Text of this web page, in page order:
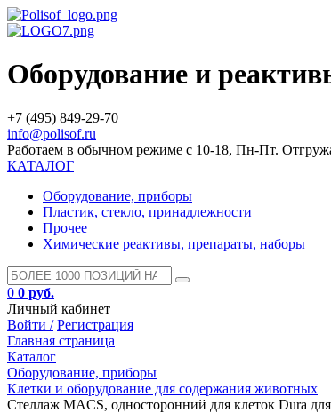
Оборудование и
+7 (495) 849-29-70
info@polisof.ru
Работаем в обычном режиме с 10-18, Пн-Пт.
КАТАЛОГ
Оборудование, приборы
Пластик, стекло, принадлежности
Прочее
Химические реактивы, препараты, наборы
0 0 руб.
Личный кабинет
Войти / Регистрация
Главная страница
Каталог
Оборудование, приборы
Клетки и оборудование для содержания животных
Стеллаж MACS, односторонний для клеток Dura